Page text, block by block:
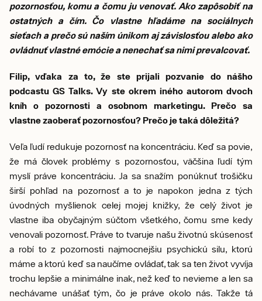
pozornosťou, komu a čomu ju venovať. Ako zapôsobiť na
ostatných a čím. Čo vlastne hľadáme na sociálnych
sieťach a prečo sú naším únikom aj závislosťou alebo ako
ovládnuť vlastné emócie a nenechať sa nimi prevalcovať.
Filip, vďaka za to, že ste prijali pozvanie do nášho
podcastu GS Talks. Vy ste okrem iného autorom dvoch
kníh o pozornosti a osobnom marketingu. Prečo sa
vlastne zaoberať pozornosťou? Prečo je taká dôležitá?
Veľa ľudí redukuje pozornosť na koncentráciu. Keď sa povie,
že má človek problémy s pozornosťou, väčšina ľudí tým
myslí práve koncentráciu. Ja sa snažím ponúknuť trošičku
širší pohľad na pozornosť a to je napokon jedna z tých
úvodných myšlienok celej mojej knižky, že celý život je
vlastne iba obyčajným súčtom všetkého, čomu sme kedy
venovali pozornosť. Práve to tvaruje našu životnú skúsenosť
a robí to z pozornosti najmocnejšiu psychickú silu, ktorú
máme a ktorú keď sa naučíme ovládať, tak sa ten život vyvíja
trochu lepšie a minimálne inak, než keď to nevieme a len sa
nechávame unášať tým, čo je práve okolo nás. Takže tá